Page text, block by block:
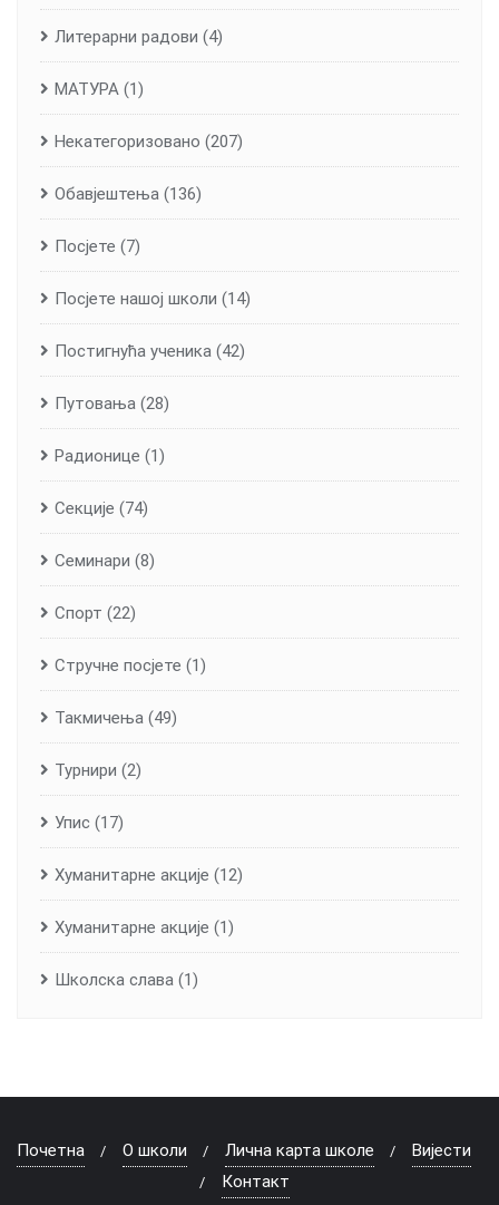
Литерарни радови (4)
МАТУРА (1)
Некатегоризовано (207)
Обавјештења (136)
Посјете (7)
Посјете нашој школи (14)
Постигнућа ученика (42)
Путовања (28)
Радионице (1)
Секције (74)
Семинари (8)
Спорт (22)
Стручне посјете (1)
Такмичења (49)
Турнири (2)
Упис (17)
Хуманитарне aкције (12)
Хуманитарне акције (1)
Школска слава (1)
Почетна О школи Лична карта школе
Вијести
Контакт